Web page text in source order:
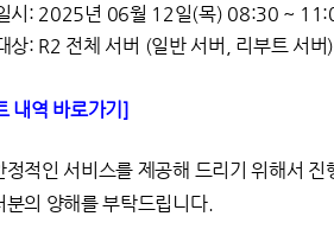
시: 2025년 06월 12일(목) 08:30 ~
상: R2 전체 서버 (일반 서버, 리부트 서버)
내역 바로가기]
정적인 서비스를 제공해 드리기 위해서 진
분의 양해를 부탁드립니다.